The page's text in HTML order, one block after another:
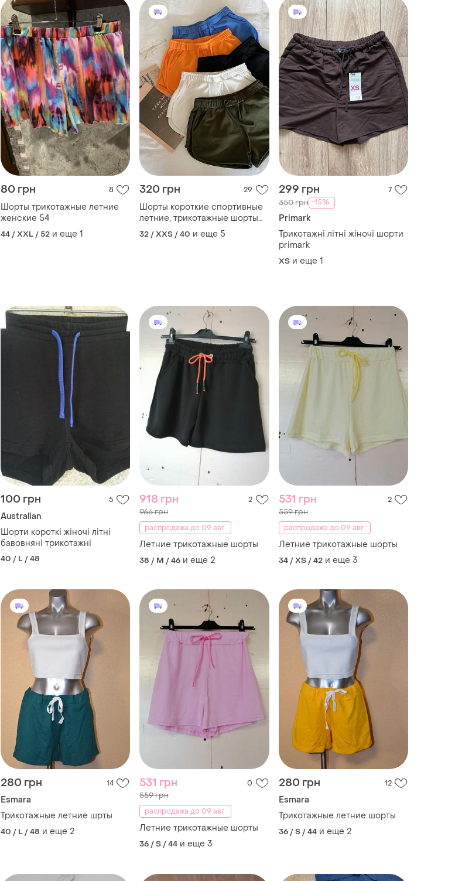
80 грн 8
Шорты трикотажные летние
женские 54
44 / XXL / 52 и еще 1
320 грн 29
Шорты короткие спортивные
летние, трикотажные шорты
на лето, короткі літні шорти,
трикотажні шорти на літо
32 / XXS / 40 и еще 5
299 грн 7
350 грн -15%
Primark
Трикотажні літні жіночі шорти
primark
ХS и еще 1
100 грн 5
Australian
Шорти короткі жіночі літні
бавовняні трикотажні
40 / L / 48
918 грн 2
966 грн
распродажа до 09 авг.
Летние трикотажные шорты
38 / M / 46 и еще 2
531 грн 2
559 грн
распродажа до 09 авг.
Летние трикотажные шорты
34 / XS / 42 и еще 3
280 грн 14
Esmara
Трикотажные летние шрты
40 / L / 48 и еще 2
531 грн 0
559 грн
распродажа до 09 авг.
Летние трикотажные шорты
36 / S / 44 и еще 3
280 грн 12
Esmara
Трикотажные летние шорты
36 / S / 44 и еще 2